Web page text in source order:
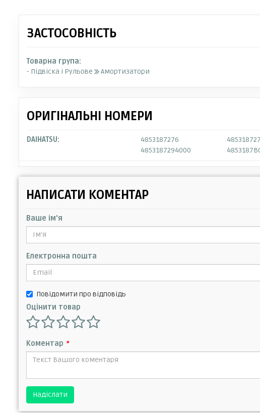
ЗАСТОСОВНІСТЬ
Товарна група:
- Підвіска і Рульове
Амортизатори
ОРИГІНАЛЬНІ НОМЕРИ
DAIHATSU: 4853187276
4853187294000
НАПИСАТИ КОМЕНТАР
Ваше ім'я
Електронна пошта
Повідомити про відповідь
Оцінити товар
Коментар *
Надіслати